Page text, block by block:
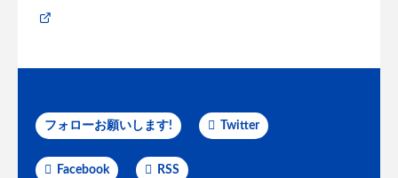
フォローお願いします! Twitter
Facebook RSS